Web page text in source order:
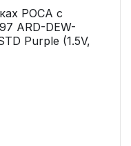
РОСА с
ARD-DEW-
Purple (1.5V,